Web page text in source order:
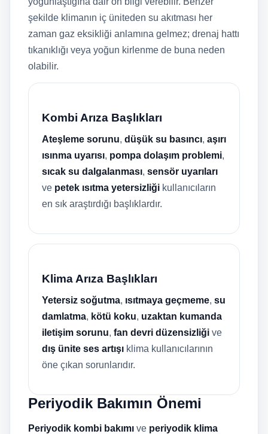
şekilde klimanın iç üniteden su akıtması her
zaman gaz eksikliği anlamına gelmez; drenaj hattı
tıkanıklığı veya yoğun kirlenme de buna neden
olabilir.
Kombi Arıza Başlıkları
Ateşleme sorunu, düşük su basıncı, aşırı
ısınma uyarısı, pompa dolaşım problemi,
sıcak su dalgalanması, sensör uyarıları
ve petek ısıtma yetersizliği kullanıcıların
en sık araştırdığı başlıklardır.
Klima Arıza Başlıkları
Yetersiz soğutma, ısıtmaya geçmeme, su
damlatma, kötü koku, uzaktan kumanda
iletişim sorunu, fan devri düzensizliği ve
dış ünite ses artışı klima kullanıcılarının
öne çıkan sorunlarıdır.
Periyodik Bakımın Önemi
Periyodik kombi bakımı ve periyodik klima